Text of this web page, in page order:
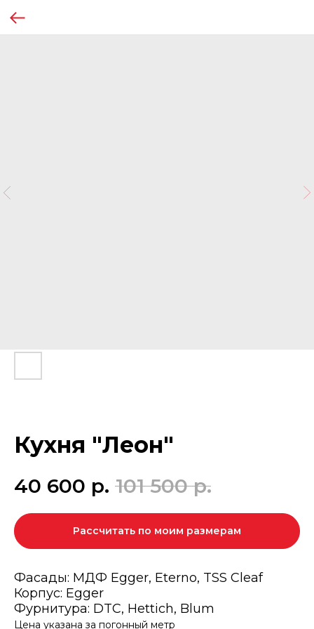
Кухня "Леон"
40 600 р. 101 500 р.
Рассчитать по моим размерам
Фасады: МДФ Egger, Eterno, TSS Cleaf
Корпус: Egger
Фурнитура: DTC, Hettich, Blum
Цена указана за погонный метр